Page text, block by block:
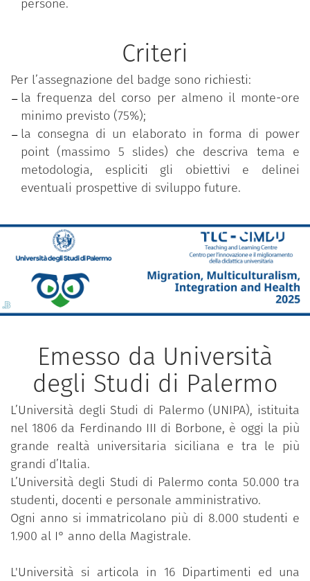
persone.
Criteri
Per l’assegnazione del badge sono richiesti:
la frequenza del corso per almeno il monte-ore
minimo previsto (75%);
la consegna di un elaborato in forma di power
point (massimo 5 slides) che descriva tema e
metodologia, espliciti gli obiettivi e delinei
eventuali prospettive di sviluppo future.
Emesso da Università
degli Studi di Palermo
L’Università degli Studi di Palermo (UNIPA), istituita
nel 1806 da Ferdinando III di Borbone, è oggi la più
grande realtà universitaria siciliana e tra le più
grandi d’Italia.
L’Università degli Studi di Palermo conta 50.000 tra
studenti, docenti e personale amministrativo.
Ogni anno si immatricolano più di 8.000 studenti e
1.900 al I° anno della Magistrale.
L'Università si articola in 16 Dipartimenti ed una